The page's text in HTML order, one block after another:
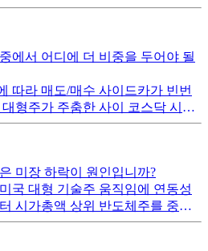
을 보이고 있습니다.
에서 어디에 더 비중을 두어야 될
따라 매도/매수 사이드카가 빈번
형주가 주춤한 사이 코스닥 시장
이 이동하는 순환매 장세가 나타나
미장 하락이 원인입니까?
국 대형 기술주 움직임에 연동성
시가총액 상위 반도체주를 중심
습니다.